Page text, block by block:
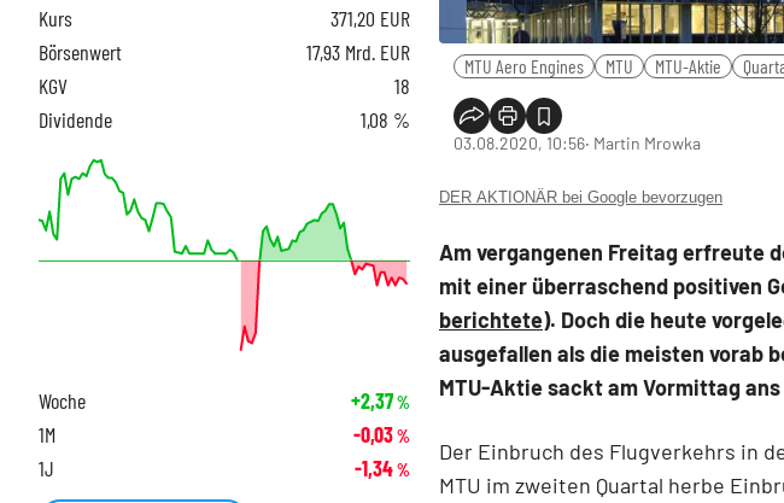
MTU Aero Engines MTU MTU-Aktie
03.08.2020, 10:56‧ Martin Mrowka
DER AKTIONÄR bei Google bevorzugen
Am vergangenen Freitag erfreute
mit einer überraschend positiven
berichtete). Doch die heute
ausgefallen als die meisten vorab
MTU-Aktie sackt am Vormittag ans
Der Einbruch des Flugverkehrs in
MTU im zweiten Quartal herbe
Kurs 371,20 EUR
Börsenwert
17,93 Mrd. EUR
KGV
18
Dividende
1,08 %
Woche +2,37%
1M -0,03%
1J -1,34%